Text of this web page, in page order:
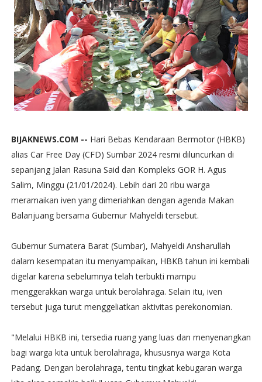
BIJAKNEWS.COM -- Hari Bebas Kendaraan Bermotor (HBKB)
alias Car Free Day (CFD) Sumbar 2024 resmi diluncurkan di
sepanjang Jalan Rasuna Said dan Kompleks GOR H. Agus
Salim, Minggu (21/01/2024). Lebih dari 20 ribu warga
meramaikan iven yang dimeriahkan dengan agenda Makan
Balanjuang bersama Gubernur Mahyeldi tersebut.
Gubernur Sumatera Barat (Sumbar), Mahyeldi Ansharullah
dalam kesempatan itu menyampaikan, HBKB tahun ini kembali
digelar karena sebelumnya telah terbukti mampu
menggerakkan warga untuk berolahraga. Selain itu, iven
tersebut juga turut menggeliatkan aktivitas perekonomian.
"Melalui HBKB ini, tersedia ruang yang luas dan menyenangkan
bagi warga kita untuk berolahraga, khususnya warga Kota
Padang. Dengan berolahraga, tentu tingkat kebugaran warga